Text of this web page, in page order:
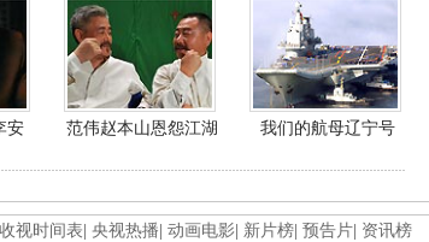
安 范伟赵本山恩怨江湖 我们的航母辽宁号
收视时间表 央视热播 动画电影 新片榜 预告片 资讯榜